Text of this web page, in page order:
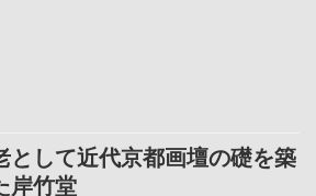
として近代京都画壇の礎を築
岸竹堂